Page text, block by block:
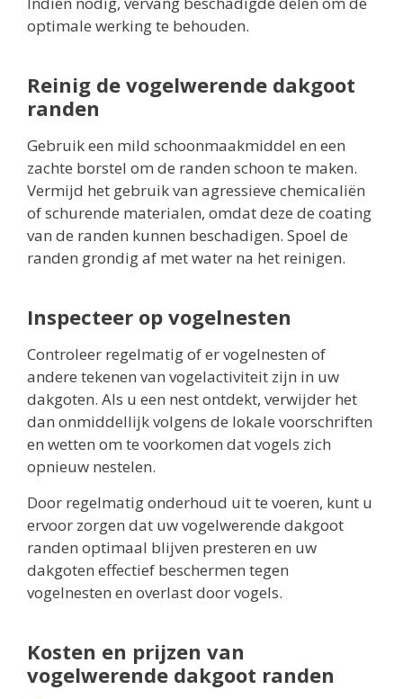
optimale werking te behouden.
Reinig de vogelwerende dakgoot
randen
Gebruik een mild schoonmaakmiddel en een
zachte borstel om de randen schoon te maken.
Vermijd het gebruik van agressieve chemicaliën
of schurende materialen, omdat deze de coating
van de randen kunnen beschadigen. Spoel de
randen grondig af met water na het reinigen.
Inspecteer op vogelnesten
Controleer regelmatig of er vogelnesten of
andere tekenen van vogelactiviteit zijn in uw
dakgoten. Als u een nest ontdekt, verwijder het
dan onmiddellijk volgens de lokale voorschriften
en wetten om te voorkomen dat vogels zich
opnieuw nestelen.
Door regelmatig onderhoud uit te voeren, kunt u
ervoor zorgen dat uw vogelwerende dakgoot
randen optimaal blijven presteren en uw
dakgoten effectief beschermen tegen
vogelnesten en overlast door vogels.
Kosten en prijzen van
vogelwerende dakgoot randen